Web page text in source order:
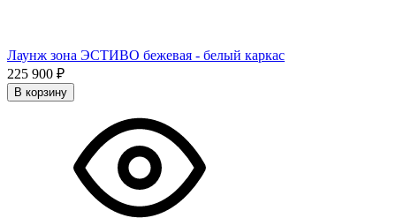
Лаунж зона ЭСТИВО бежевая - белый каркас
225 900 ₽
В корзину